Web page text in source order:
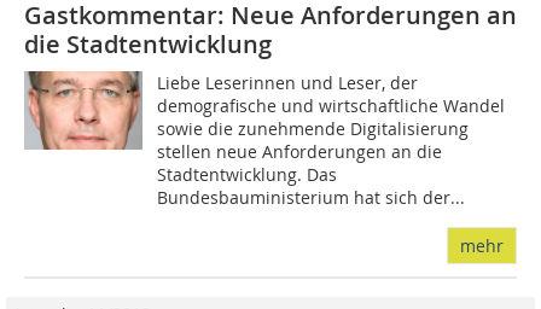
Gastkommentar: Neue Anforderungen an
die Stadtentwicklung
Liebe Leserinnen und Leser, der
demografische und wirtschaftliche Wandel
sowie die zunehmende Digitalisierung
stellen neue Anforderungen an die
Stadtentwicklung. Das
Bundesbauministerium hat sich der...
mehr